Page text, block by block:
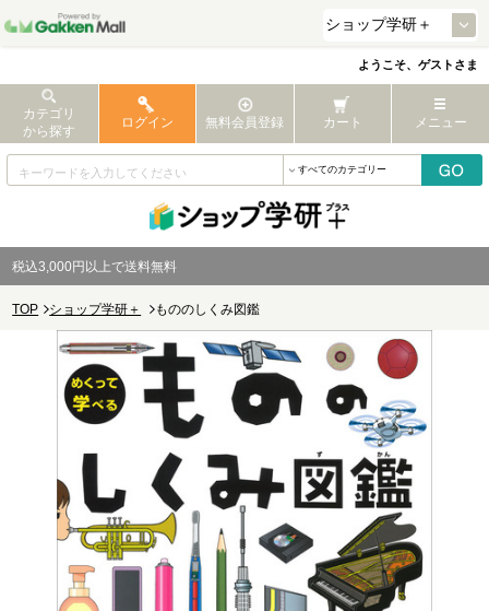
ようこそ、ゲストさま
カテゴリ
から探す
ログイン 無料会員登録 カート メニュー
税込3,000円以上で送料無料
TOP ショップ学研＋ もののしくみ図鑑